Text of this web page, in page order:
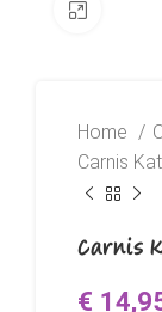
Home
Carnis
Carnis
€